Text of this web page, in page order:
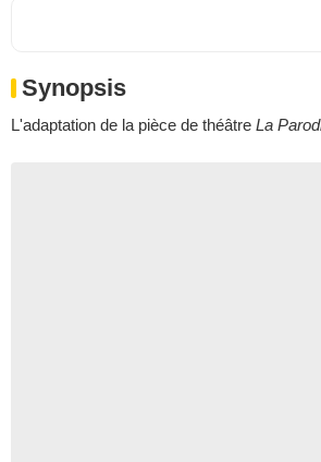
Synopsis
L'adaptation de la pièce de théâtre La